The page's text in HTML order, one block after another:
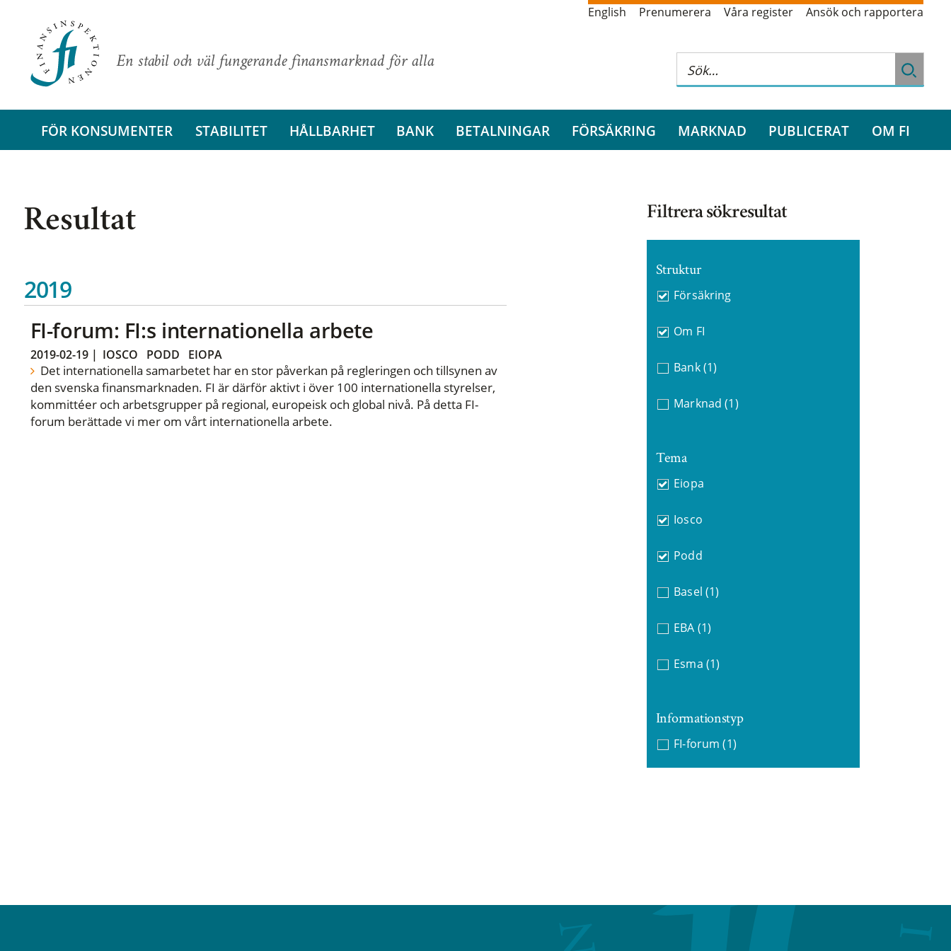
En stabil och väl fungerande finansmarknad för alla
English Prenumerera Våra register Ansök och rapportera
FÖR KONSUMENTER STABILITET HÅLLBARHET BANK BETALNINGAR FÖRSÄKRING MARKNAD PUBLICERAT OM FI
Resultat
2019
FI-forum: FI:s internationella arbete
2019-02-19| IOSCO PODD EIOPA
Det internationella samarbetet har en stor påverkan på regleringen och tillsynen av
den svenska finansmarknaden. FI är därför aktivt i över 100 internationella styrelser,
kommittéer och arbetsgrupper på regional, europeisk och global nivå. På detta FI-
forum berättade vi mer om vårt internationella arbete.
Filtrera sökresultat
Struktur
Försäkring
Om FI
Bank (1)
Marknad (1)
Tema
Eiopa
Iosco
Podd
Basel (1)
EBA (1)
Esma (1)
Informationstyp
FI-forum (1)